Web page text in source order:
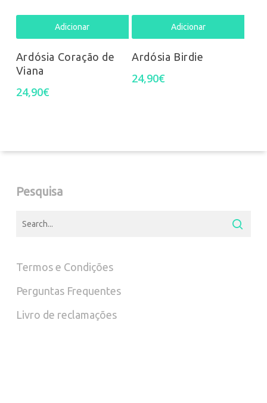
Adicionar
Ardósia Coração de
Viana
24,90€
Adicionar
Ardósia Birdie
24,90€
Pesquisa
Termos e Condições
Perguntas Frequentes
Livro de reclamações